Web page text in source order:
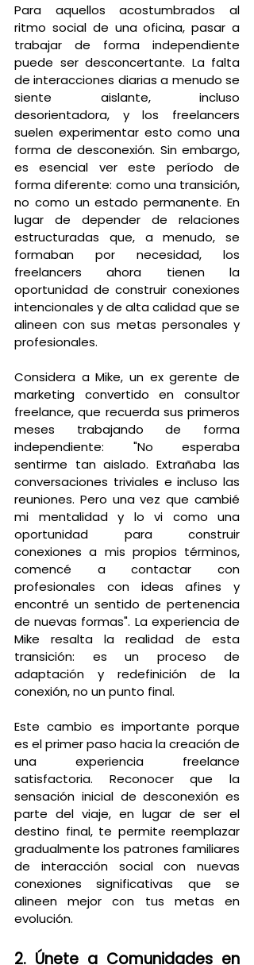
Para aquellos acostumbrados al
ritmo social de una oficina, pasar a
trabajar de forma independiente
puede ser desconcertante. La falta
de interacciones diarias a menudo se
siente aislante, incluso
desorientadora, y los freelancers
suelen experimentar esto como una
forma de desconexión. Sin embargo,
es esencial ver este período de
forma diferente: como una transición,
no como un estado permanente. En
lugar de depender de relaciones
estructuradas que, a menudo, se
formaban por necesidad, los
freelancers ahora tienen la
oportunidad de construir conexiones
intencionales y de alta calidad que se
alineen con sus metas personales y
profesionales.
Considera a Mike, un ex gerente de
marketing convertido en consultor
freelance, que recuerda sus primeros
meses trabajando de forma
independiente: "No esperaba
sentirme tan aislado. Extrañaba las
conversaciones triviales e incluso las
reuniones. Pero una vez que cambié
mi mentalidad y lo vi como una
oportunidad para construir
conexiones a mis propios términos,
comencé a contactar con
profesionales con ideas afines y
encontré un sentido de pertenencia
de nuevas formas". La experiencia de
Mike resalta la realidad de esta
transición: es un proceso de
adaptación y redefinición de la
conexión, no un punto final.
Este cambio es importante porque
es el primer paso hacia la creación de
una experiencia freelance
satisfactoria. Reconocer que la
sensación inicial de desconexión es
parte del viaje, en lugar de ser el
destino final, te permite reemplazar
gradualmente los patrones familiares
de interacción social con nuevas
conexiones significativas que se
alineen mejor con tus metas en
evolución.
2. Únete a Comunidades en